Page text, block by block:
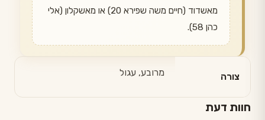
מאשדוד (חיים משה שפירא 20) או מאשקלון (אלי
כהן 58).
צורה מרובע, עגול
חוות דעת